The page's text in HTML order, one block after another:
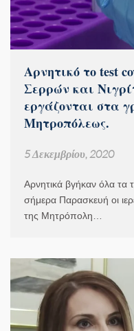
Αρνητικό το test
Σερρών και
εργάζονται στα
Μητροπόλεως.
5 Δεκεμβρίου, 2020
Αρνητικά βγήκαν όλα τα
σήμερα Παρασκευή οι
της Μητρόπολη…